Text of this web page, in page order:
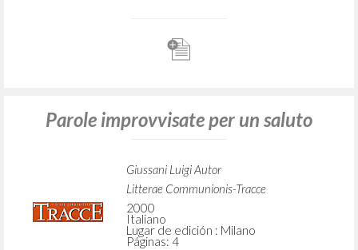
Parole improvvisate per un saluto
Giussani Luigi Autor
Litterae Communionis-Tracce
2000
Italiano
Lugar de edición : Milano
Páginas: 4